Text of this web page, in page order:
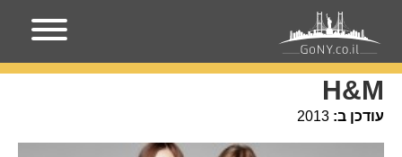
עמוד הבית מקומות בניו-יורק
H&M
עודכן ב: 2013